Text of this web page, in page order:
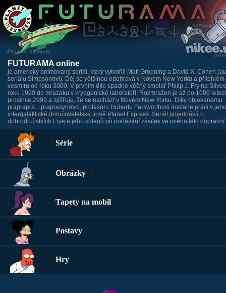
FUTURAMA online
je americký animovaný seriál, který vytvořili Matt Groening a David X. Cohen
seriálu Simpsonovi). Děj se většinou odehrává v Novém New Yorku a přilehlém
vesmíru od roku 3000. V prvním díle spadne věčný smolař Philip J. Fry na
roku 1999 do mrazáku v kryogenické laboratoři. Rozmražen je až po 1000
prosince 2999 a zjišťuje, že se nachází v Novém New Yorku. Díky objevenému
praprapra…praprasynovci, profesoru Hubertu Farsworthovi dostane práci v
intergalaktické doručovatelské firmě Planet Express. Seriál pojednává o
dobrodružstvích Frye a jeho kolegů při dodávání zásilek ve jménu této dopravní
Série
Obrázky
Tapety na mobil
Postavy
Hry